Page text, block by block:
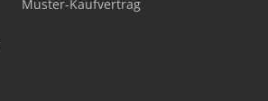
Muster-Kaufvertrag